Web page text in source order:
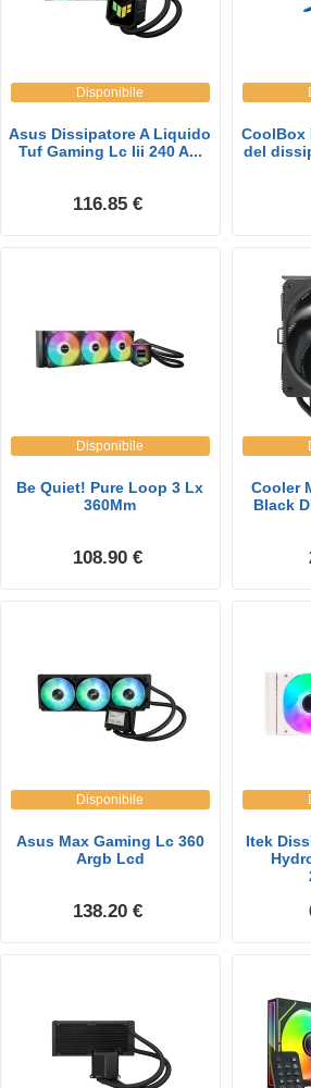
Disponibile
Asus Dissipatore A Liquido
Tuf Gaming Lc Iii 240 A...
116.85 €
CoolBox
del
Disponibile
Be Quiet! Pure Loop 3 Lx
360Mm
108.90 €
Cooler
Black
Disponibile
Asus Max Gaming Lc 360
Argb Lcd
138.20 €
Itek